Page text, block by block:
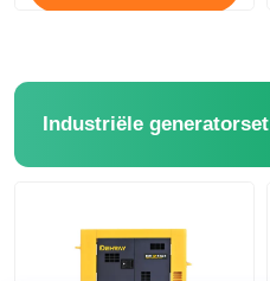
Industriële generatorset